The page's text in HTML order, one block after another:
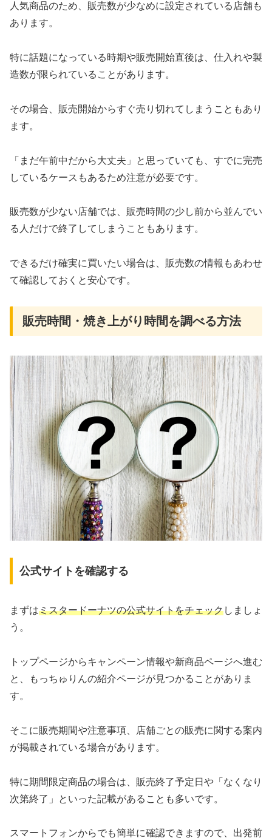
人気商品のため、販売数が少なめに設定されている店舗も
あります。
特に話題になっている時期や販売開始直後は、仕入れや製
造数が限られていることがあります。
その場合、販売開始からすぐ売り切れてしまうこともあり
ます。
「まだ午前中だから大丈夫」と思っていても、すでに完売
しているケースもあるため注意が必要です。
販売数が少ない店舗では、販売時間の少し前から並んでい
る人だけで終了してしまうこともあります。
できるだけ確実に買いたい場合は、販売数の情報もあわせ
て確認しておくと安心です。
販売時間・焼き上がり時間を調べる方法
公式サイトを確認する
まずはミスタードーナツの公式サイトをチェックしましょ
う。
トップページからキャンペーン情報や新商品ページへ進む
と、もっちゅりんの紹介ページが見つかることがありま
す。
そこに販売期間や注意事項、店舗ごとの販売に関する案内
が掲載されている場合があります。
特に期間限定商品の場合は、販売終了予定日や「なくなり
次第終了」といった記載があることも多いです。
スマートフォンからでも簡単に確認できますので、出発前